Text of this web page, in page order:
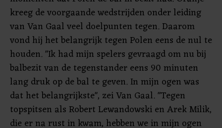
kreeg de voorgaande wedstrijden onder leiding
van Van Gaal veel doelpunten tegen. Daarom
vond hij het belangrijk tegen Polen eens de nul te
houden. "Ik had mijn spelers gevraagd om nu bij
balbezit van de tegenstander eens 90 minuten
lang druk op de bal te geven. In mijn ogen was
dat het belangrijkste", zei Van Gaal. "Tegen
topspitsen als Robert Lewandowski en Arek Milik,
die er na rust in kwam, hebben we in mijn ogen